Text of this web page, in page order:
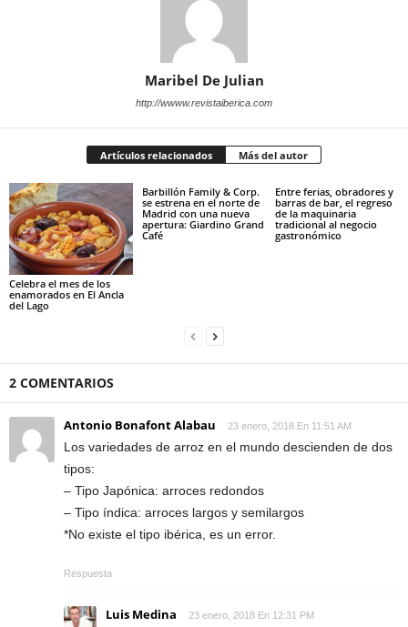
Maribel De Julian
http://wwww.revistaiberica.com
Artículos relacionados Más del autor
Celebra el mes de los
enamorados en El Ancla
del Lago
Barbillón Family & Corp.
se estrena en el norte de
Madrid con una nueva
apertura: Giardino Grand
Café
Entre ferias, obradores y
barras de bar, el regreso
de la maquinaria
tradicional al negocio
gastronómico
2 COMENTARIOS
Antonio Bonafont Alabau 23 enero, 2018 En 11:51 AM
Los variedades de arroz en el mundo descienden de dos
tipos:
– Tipo Japónica: arroces redondos
– Tipo índica: arroces largos y semilargos
*No existe el tipo ibérica, es un error.
Respuesta
Luis Medina 23 enero, 2018 En 12:31 PM